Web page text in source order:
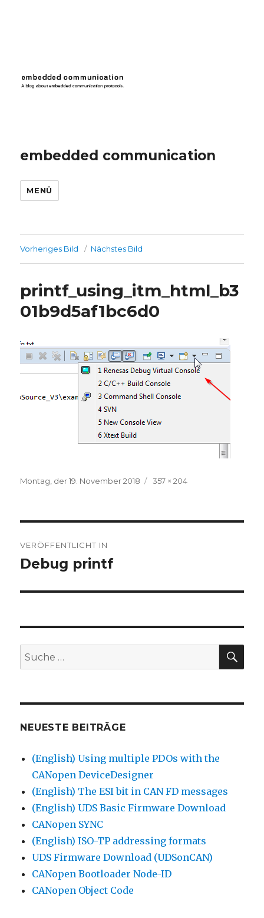
embedded communication
MENÜ
Vorheriges Bild Nächstes Bild
printf_using_itm_html_b3
01b9d5af1bc6d0
Veröffentlicht
Montag, der 19. November 2018
Volle
357 × 204
VERÖFFENTLICHT IN
Debug printf
Suche
nach:
NEUESTE BEITRÄGE
(English) Using multiple PDOs with the
CANopen DeviceDesigner
(English) The ESI bit in CAN FD messages
(English) UDS Basic Firmware Download
CANopen SYNC
(English) ISO-TP addressing formats
UDS Firmware Download (UDSonCAN)
CANopen Bootloader Node-ID
CANopen Object Code